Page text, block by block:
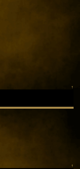
↑
↑